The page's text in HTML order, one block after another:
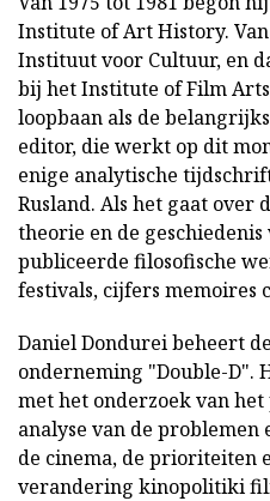
Institute of Art History.
Instituut voor Cultuur, en
bij het Institute of Film
loopbaan als de
editor, die werkt op dit
enige analytische
Rusland. Als het gaat over
theorie en de geschiedenis
publiceerde filosofische
festivals, cijfers memoires
Daniel Dondurei beheert
onderneming "Double-D".
met het onderzoek van
analyse van de
de cinema, de prioriteiten
verandering kinopolitiki